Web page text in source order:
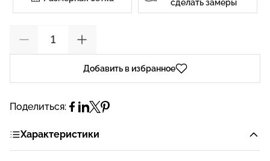
сделать замеры
Добавить в избранное
Поделиться:
Характеристики